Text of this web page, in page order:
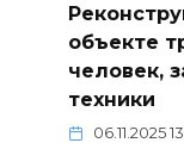
объекте
человек,
техники
06.11.2025